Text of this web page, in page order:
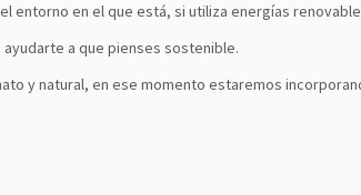
entorno en el que está, si utiliza energías
a que pienses sostenible.
y natural, en ese momento estaremos